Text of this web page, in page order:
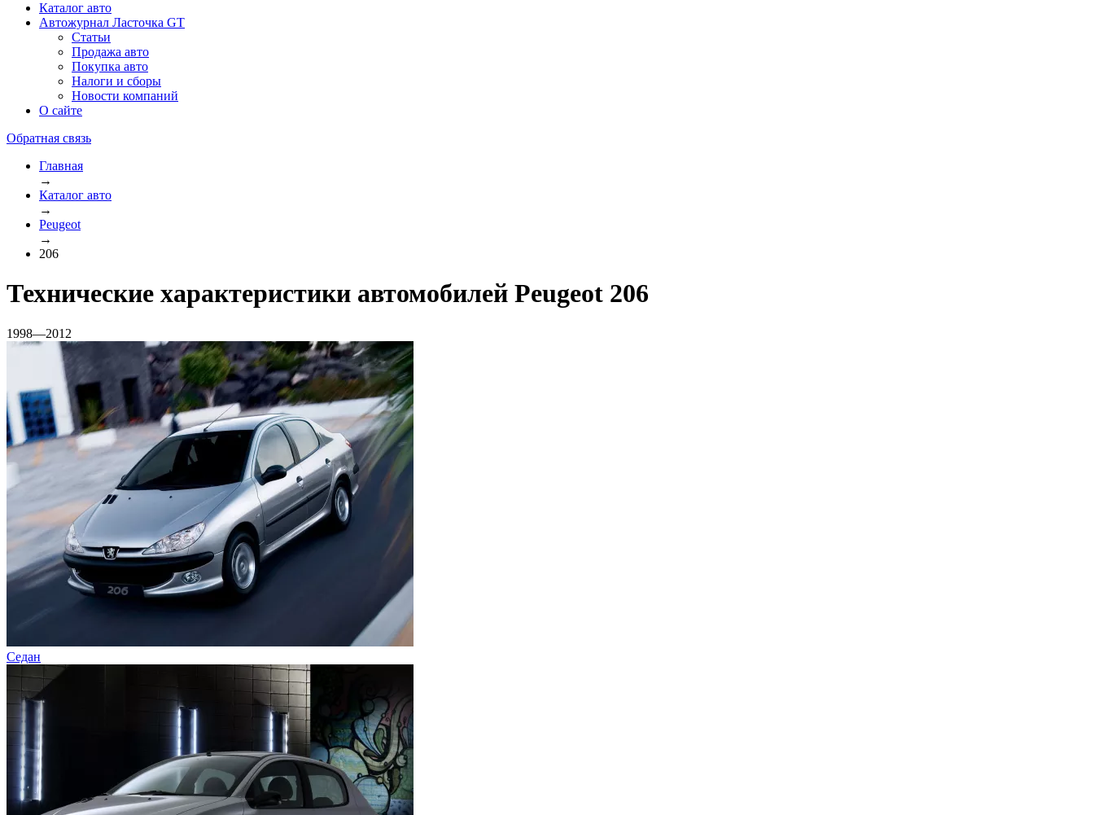
Каталог авто
Автожурнал Ласточка GT
Статьи
Продажа авто
Покупка авто
Налоги и сборы
Новости компаний
О сайте
Обратная связь
Главная
→
Каталог авто
→
Peugeot
→
206
Технические характеристики автомобилей Peugeot 206
1998—2012
Седан